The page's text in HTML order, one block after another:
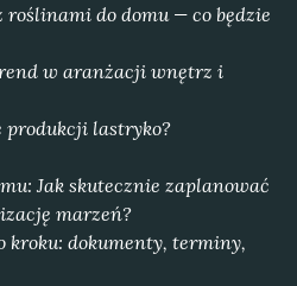
roślinami do domu — co będzie
w aranżacji wnętrz i
produkcji lastryko?
Jak skutecznie zaplanować
marzeń?
kroku: dokumenty, terminy,